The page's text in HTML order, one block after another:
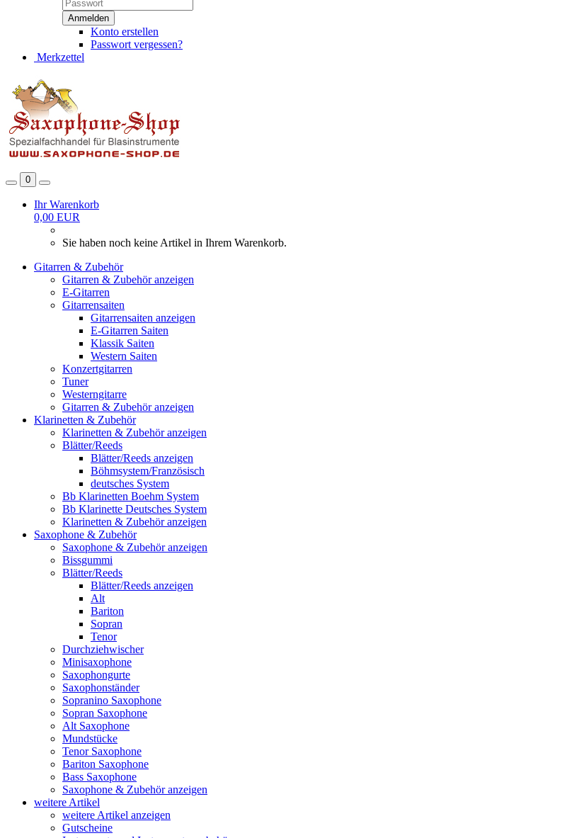
Konto erstellen
Passwort vergessen?
Merkzettel
0
Ihr Warenkorb
0,00 EUR
Sie haben noch keine Artikel in Ihrem Warenkorb.
Gitarren & Zubehör
Gitarren & Zubehör anzeigen
E-Gitarren
Gitarrensaiten
Gitarrensaiten anzeigen
E-Gitarren Saiten
Klassik Saiten
Western Saiten
Konzertgitarren
Tuner
Westerngitarre
Gitarren & Zubehör anzeigen
Klarinetten & Zubehör
Klarinetten & Zubehör anzeigen
Blätter/Reeds
Blätter/Reeds anzeigen
Böhmsystem/Französisch
deutsches System
Bb Klarinetten Boehm System
Bb Klarinette Deutsches System
Klarinetten & Zubehör anzeigen
Saxophone & Zubehör
Saxophone & Zubehör anzeigen
Bissgummi
Blätter/Reeds
Blätter/Reeds anzeigen
Alt
Bariton
Sopran
Tenor
Durchziehwischer
Minisaxophone
Saxophongurte
Saxophonständer
Sopranino Saxophone
Sopran Saxophone
Alt Saxophone
Mundstücke
Tenor Saxophone
Bariton Saxophone
Bass Saxophone
Saxophone & Zubehör anzeigen
weitere Artikel
weitere Artikel anzeigen
Gutscheine